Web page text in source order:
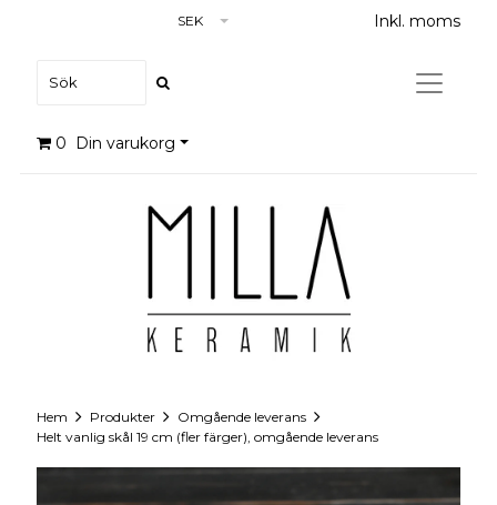
SEK Inkl. moms
0 Din varukorg
Hem Produkter
Omgående leverans
Helt vanlig skål 19 cm (fler färger), omgående leverans